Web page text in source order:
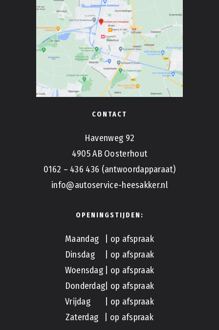
CONTACT
Havenweg 92
4905 AB Oosterhout
0162 – 436 436 (antwoordapparaat)
info@autoservice-heesakker.nl
OPENINGSTIJDEN:
Maandag | op afspraak
Dinsdag | op afspraak
Woensdag | op afspraak
Donderdag| op afspraak
Vrijdag | op afspraak
Zaterdag | op afspraak